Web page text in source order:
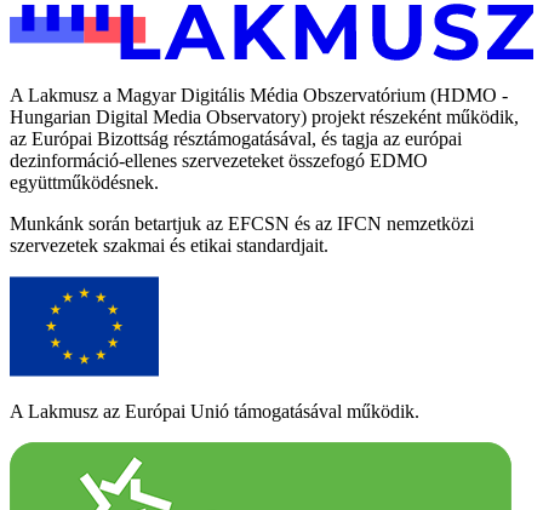
A Lakmusz a Magyar Digitális Média Obszervatórium (HDMO -
Hungarian Digital Media Observatory) projekt részeként működik,
az Európai Bizottság résztámogatásával, és tagja az európai
dezinformáció-ellenes szervezeteket összefogó EDMO
együttműködésnek.
Munkánk során betartjuk az EFCSN és az IFCN nemzetközi
szervezetek szakmai és etikai standardjait.
A Lakmusz az Európai Unió támogatásával működik.